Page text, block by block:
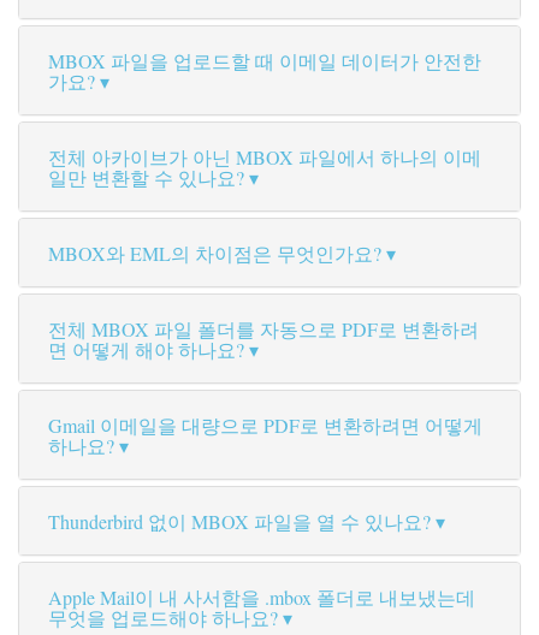
MBOX 파일을 업로드할 때 이메일 데이터가 안전한
가요?
전체 아카이브가 아닌 MBOX 파일에서 하나의 이메
일만 변환할 수 있나요?
MBOX와 EML의 차이점은 무엇인가요?
전체 MBOX 파일 폴더를 자동으로 PDF로 변환하려
면 어떻게 해야 하나요?
Gmail 이메일을 대량으로 PDF로 변환하려면 어떻게
하나요?
Thunderbird 없이 MBOX 파일을 열 수 있나요?
Apple Mail이 내 사서함을 .mbox 폴더로 내보냈는데
무엇을 업로드해야 하나요?